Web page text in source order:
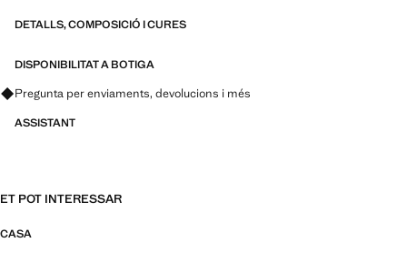
DETALLS, COMPOSICIÓ I CURES
DISPONIBILITAT A BOTIGA
Pregunta per enviaments, devolucions i més
ASSISTANT
ET POT INTERESSAR
CASA